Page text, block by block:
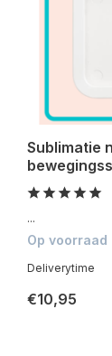
Sublimatie
...
Op voorraad
Deliverytime
€10,95